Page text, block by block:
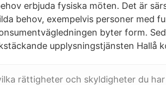
erbjuda fysiska möten. Det är
behov, exempelvis personer med
byter form.
upplysningstjänsten Hallå
rättigheter och skyldigheter du